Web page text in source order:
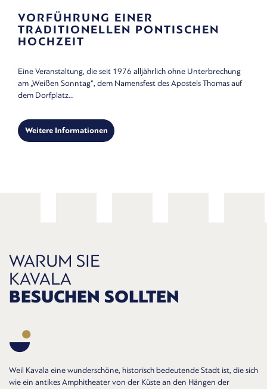
VORFÜHRUNG EINER
TRADITIONELLEN PONTISCHEN
HOCHZEIT
Eine Veranstaltung, die seit 1976 alljährlich ohne Unterbrechung
am „Weißen Sonntag“, dem Namensfest des Apostels Thomas auf
dem Dorfplatz...
Weitere Informationen
WARUM SIE
KAVALA
BESUCHEN SOLLTEN
Weil Kavala eine wunderschöne, historisch bedeutende Stadt ist, die sich
wie ein antikes Amphitheater von der Küste an den Hängen der